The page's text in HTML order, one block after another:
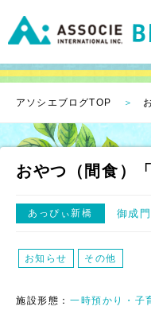
アソシエブログTOP
おやつ（間食）
あっぴぃ新橋 御成
お知らせ その他
施設形態： 一時預かり・子